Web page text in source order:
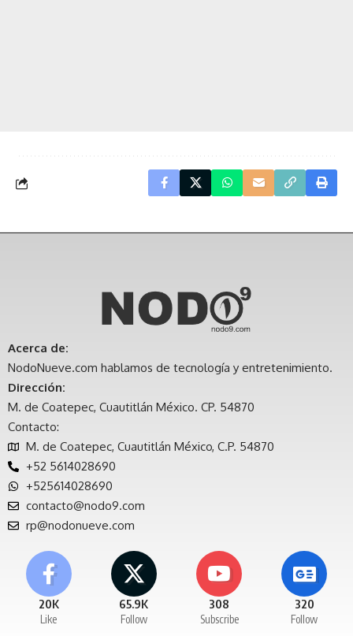
Acerca de:
NodoNueve.com hablamos de tecnología y entretenimiento.
Dirección:
M. de Coatepec, Cuautitlán México. CP. 54870
Contacto:
M. de Coatepec, Cuautitlán México, C.P. 54870
+52 5614028690
+525614028690
contacto@nodo9.com
rp@nodonueve.com
20K
Like
65.9K
Follow
308
Subscribe
320
Follow